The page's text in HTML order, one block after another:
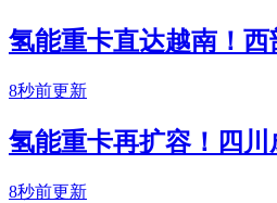
氢能重卡直达越南！
8秒前更新
氢能重卡再扩容！四
8秒前更新